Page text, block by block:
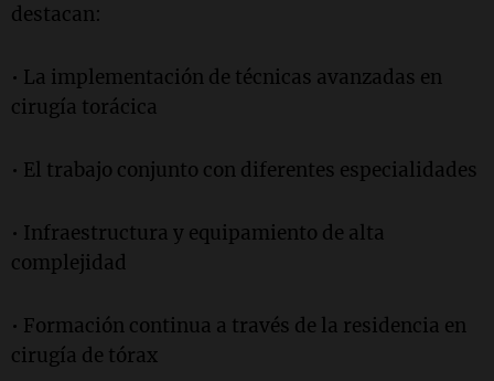
destacan:
• La implementación de técnicas avanzadas en
cirugía torácica
• El trabajo conjunto con diferentes especialidades
• Infraestructura y equipamiento de alta
complejidad
• Formación continua a través de la residencia en
cirugía de tórax